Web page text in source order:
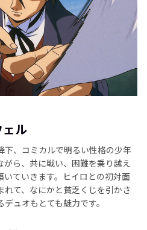
ル
下、コミカルで明るい性格の少年
ら、共に戦い、困難を乗り越え
ていきます。ヒイロとの初対面
て、なにかと貧乏くじを引かさ
ュオもとても魅力です。